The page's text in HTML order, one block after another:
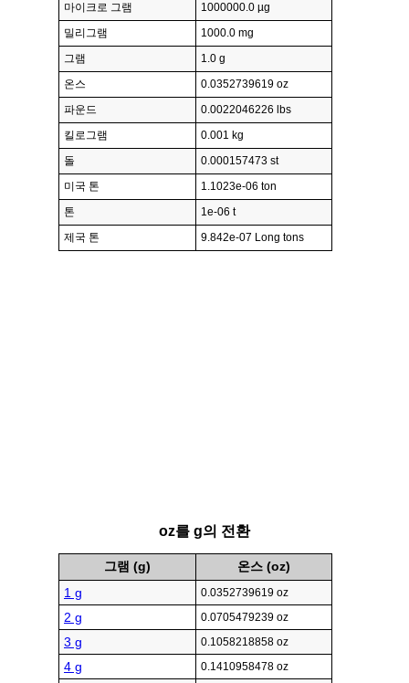
마이크로 그램
1000000.0 µg
밀리그램
1000.0 mg
그램
1.0 g
온스
0.0352739619 oz
파운드
0.0022046226 lbs
킬로그램
0.001 kg
돌
0.000157473 st
미국 톤
1.1023e-06 ton
톤
1e-06 t
제국 톤
9.842e-07 Long tons
oz를 g의 전환
그램 (g)
온스 (oz)
1 g
0.0352739619 oz
2 g 0.0705479239 oz
3 g 0.1058218858 oz
4 g 0.1410958478 oz